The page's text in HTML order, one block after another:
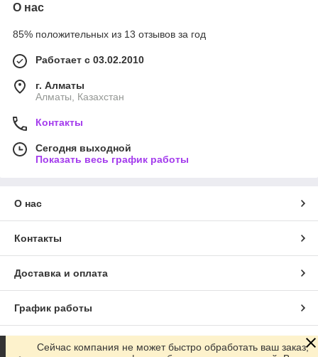
О нас
85% положительных из 13 отзывов за год
Работает с 03.02.2010
г. Алматы
Алматы, Казахстан
Контакты
Сегодня выходной
Показать весь график работы
О нас
Контакты
Доставка и оплата
График работы
Полная версия сайта
Сейчас компания не может быстро обработать ваш заказ,